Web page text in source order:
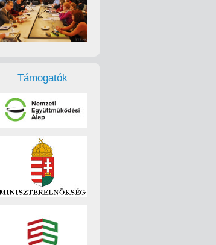
Támogatók